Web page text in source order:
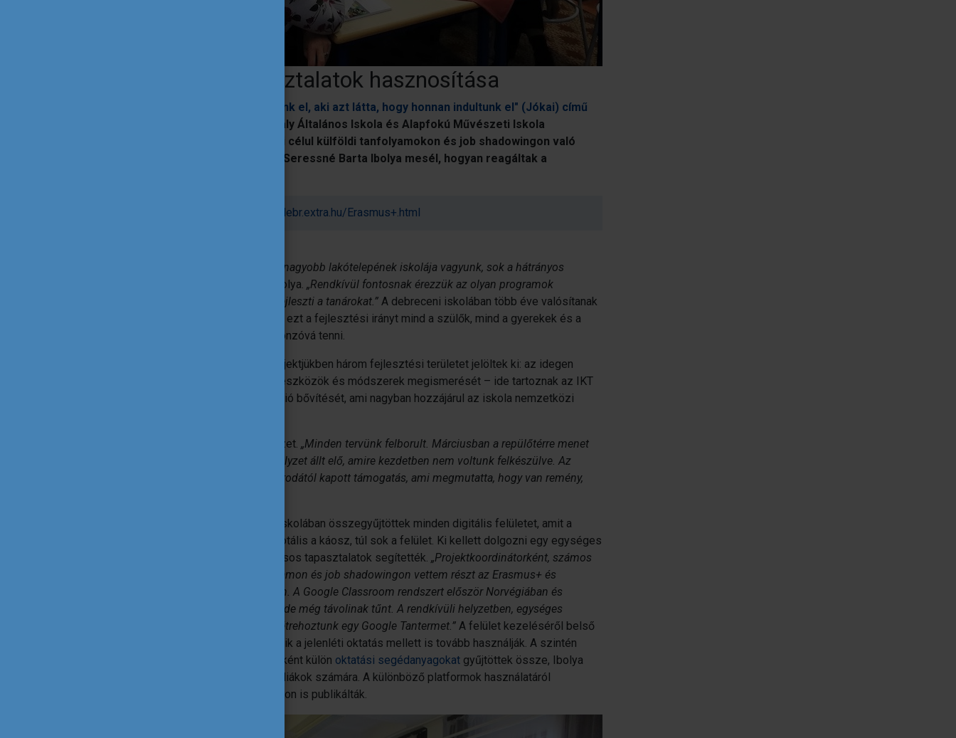
Az erasmusos tapasztalatok hasznosítása
„Csak az tudja, hogy meddig mentünk el, aki azt látta, hogy honnan indultunk el" (Jókai) című
a Debreceni Vörösmarty Mihály Általános Iskola és Alapfokú Művészeti Iskola
pedagógusainak fejlesztését tűzte ki célul külföldi tanfolyamokon és job shadowingon való
részvétellel. A projekt koordinátora, Seressné Barta Ibolya mesél, hogyan reagáltak a
http://www.vorosmarty-debr.extra.hu/Erasmus+.html
„A projekt címe nem véletlen: a város legnagyobb lakótelepének iskolája vagyunk, sok a hátrányos
– meséli Ibolya. „Rendkívül fontosnak érezzük az olyan programok
szervezését, ami segíti a gyerekeket és fejleszti a tanárokat.” A debreceni iskolában több éve valósítanak
meg nemzetközi projekteket, és sikerült ezt a fejlesztési irányt mind a szülők, mind a gyerekek és a
pedagógusok körében elfogadottá és vonzóvá tenni.
A 2019 őszén indult tanári mobilitási projektjükben három fejlesztési területet jelöltek ki: az idegen
nyelvi kompetenciák fejlesztését, az új eszközök és módszerek megismerését – ide tartoznak az IKT
ismeretek –, valamint az európai dimenzió bővítését, ami nagyban hozzájárul az iskola nemzetközi
Minderre rányomta bélyegét a vírushelyzet. „Minden tervünk felborult. Márciusban a repülőtérre menet
fordultak vissza a kollégák; teljesen új helyzet állt elő, amire kezdetben nem voltunk felkészülve. Az
átszervezést megkönnyítette a nemzeti irodától kapott támogatás, ami megmutatta, hogy van remény,
Az online oktatás első időszakában az iskolában összegyűjtöttek minden digitális felületet, amit a
kollégák használtak, és hamar kiderült: totális a káosz, túl sok a felület. Ki kellett dolgozni egy egységes
rendszert, amiben Ibolyáékat az erasmusos tapasztalatok segítették. „Projektkoordinátorként, számos
kollégával együtt jó néhány IKT-s tanfolyamon és job shadowingon vettem részt az Erasmus+ és
korábban a Comenius program keretében. A Google Classroom rendszert először Norvégiában és
Izlandon láttuk; akkor is nagyon tetszett, de még távolinak tűnt. A rendkívüli helyzetben, egységes
formátumban minden osztály számára létrehoztunk egy Google Tantermet.” A felület kezeléséről belső
képzést tartottak, és vannak kollégák, akik a jelenléti oktatás mellett is tovább használják. A szintén
ingyen elérhető Padlet felületen tárgyanként külön oktatási segédanyagokat gyűjtöttek össze, Ibolya
is készített a diákok számára. A különböző platformok használatáról
összeállított segédleteket a weboldalukon is publikálták.